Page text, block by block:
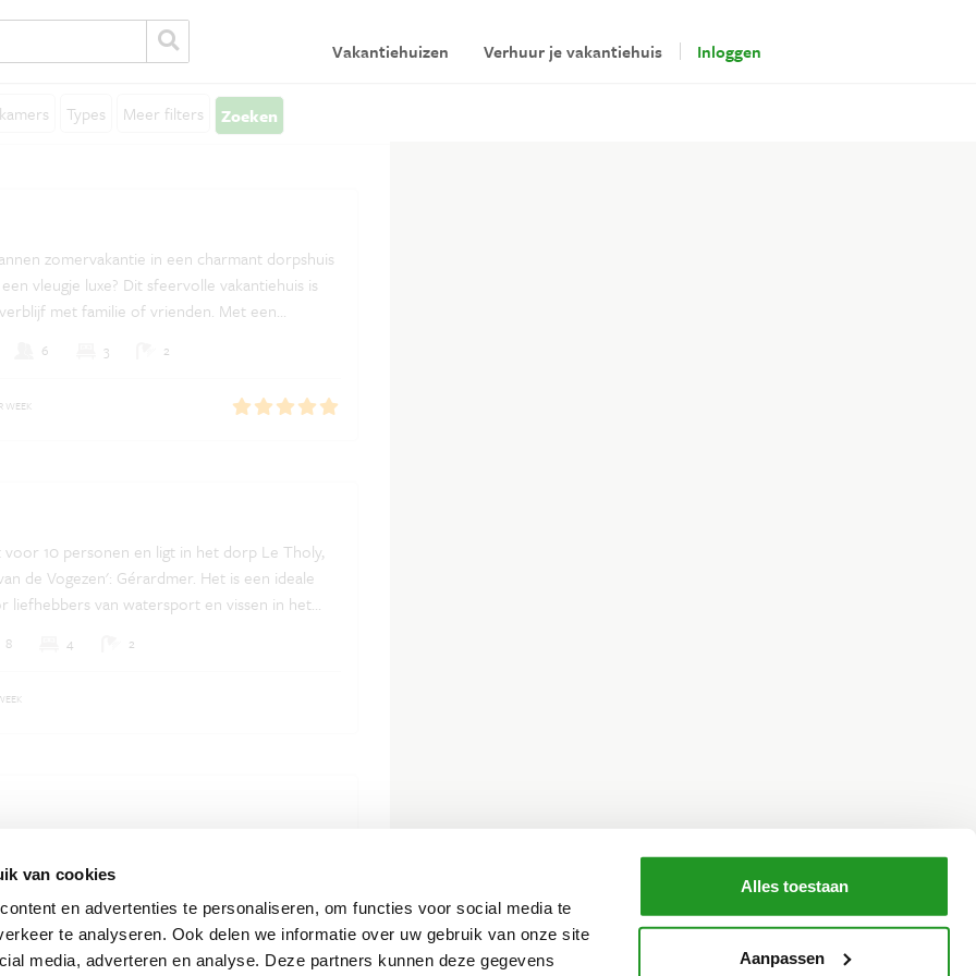
van cookies
en advertenties te personaliseren, om functies voor social media te
te analyseren. Ook delen we informatie over uw gebruik van onze site
media, adverteren en analyse. Deze partners kunnen deze gegevens
Alles toestaan
Aanpassen
Vakantiehuizen Verhuur je vakantiehuis Inloggen
Types Meer filters Zoeken
zomervakantie in een charmant dorpshuis
vleugje luxe? Dit sfeervolle vakantiehuis is
met familie of vrienden. Met een
om te genieten van rust, zon en samenzijn.
6 3 2
WEEK
voor 10 personen en ligt in het dorp Le Tholy,
de Vogezen': Gérardmer. Het is een ideale
liefhebbers van watersport en vissen in het
duiken. In het dorp staan houtbewerking en
8 4 2
van Le Tholy, vlakbij Gérardmer.
de rand van het bos, een ideale locatie voor
Geniet tijdens het wandelen van de
en vergeet niet om je heen te kijken, met
9 4 3
Algemene voorwaarden
Ontdek Frankrijk
Vakantiehuis huren in Frankrijk
Nederlands Frans